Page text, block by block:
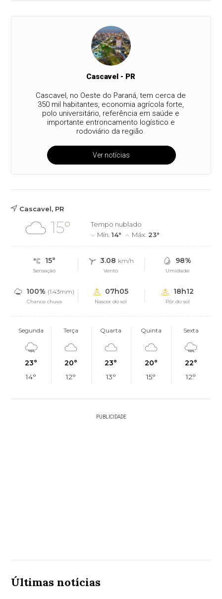
Cascavel - PR
Cascavel, no Oeste do Paraná, tem cerca de
350 mil habitantes, economia agrícola forte,
polo universitário, referência em saúde e
importante entroncamento logístico e
rodoviário da região.
Ver notícias
Cascavel, PR
15°
Tempo nublado
Mín.14° Máx. 23°
15°
Sensação
3.08 km/h
Vento
98%
Umidade
100% (1.43mm)
Chance chuva
07h05
Nascer do sol
18h12
Pôr do sol
Segunda
23°
14°
Terça
20°
12°
Quarta
23°
13°
Quinta
20°
15°
Sexta
22°
12°
PUBLICIDADE
Últimas notícias